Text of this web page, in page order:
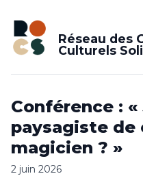
Réseau des
Culturels
Conférence :
paysagiste de
magicien ? »
2 juin 2026